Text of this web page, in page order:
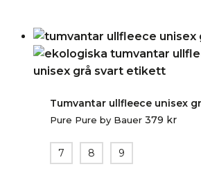
Tumvantar ullfleece unisex
Pure Pure by Bauer 379 kr
7 8 9